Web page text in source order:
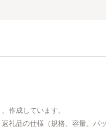
作成しています。
礼品の仕様（規格、容量、パ